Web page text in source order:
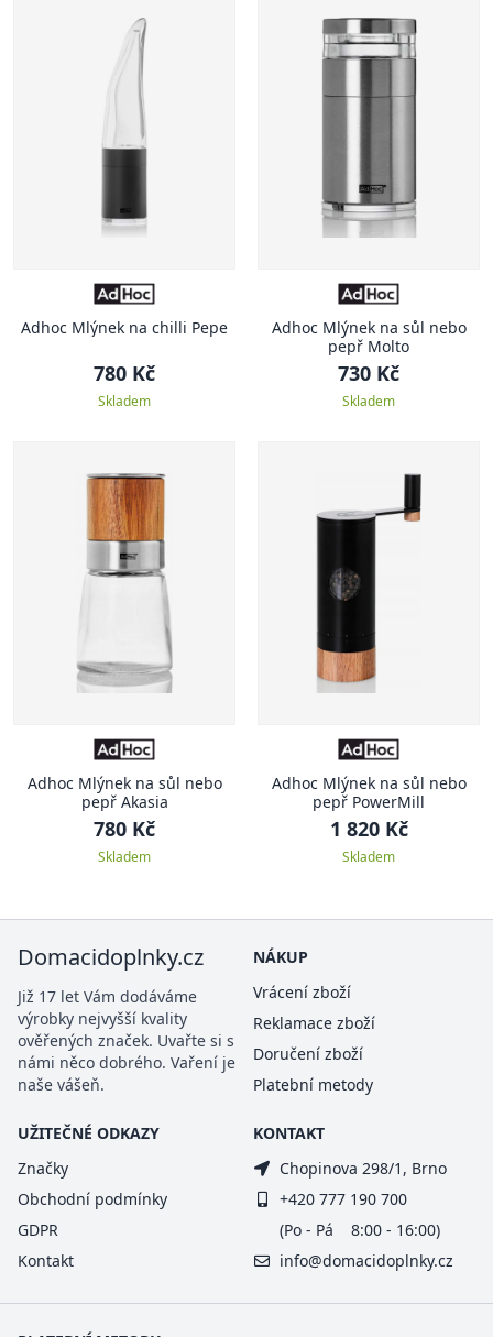
Adhoc Mlýnek na chilli Pepe
780 Kč
Skladem
Adhoc Mlýnek na sůl nebo
pepř Molto
730 Kč
Skladem
Adhoc Mlýnek na sůl nebo
pepř Akasia
780 Kč
Skladem
Adhoc Mlýnek na sůl nebo
pepř PowerMill
1 820 Kč
Skladem
Domacidoplnky.cz
Již 17 let Vám dodáváme
výrobky nejvyšší kvality
ověřených značek. Uvařte si s
námi něco dobrého. Vaření je
naše vášeň.
NÁKUP
Vrácení zboží
Reklamace zboží
Doručení zboží
Platební metody
UŽITEČNÉ ODKAZY
Značky
Obchodní podmínky
GDPR
Kontakt
KONTAKT
Chopinova 298/1, Brno
+420 777 190 700
(Po - Pá 8:00 - 16:00)
info@domacidoplnky.cz